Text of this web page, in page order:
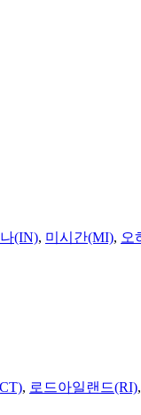
(IN), 미시간(MI), 오
, 로드아일랜드(RI),